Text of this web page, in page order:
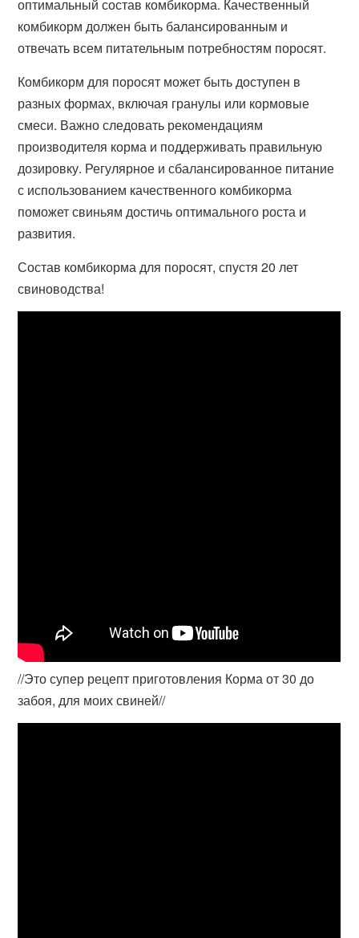
оптимальный состав комбикорма. Качественный
комбикорм должен быть балансированным и
отвечать всем питательным потребностям поросят.
Комбикорм для поросят может быть доступен в
разных формах, включая гранулы или кормовые
смеси. Важно следовать рекомендациям
производителя корма и поддерживать правильную
дозировку. Регулярное и сбалансированное питание
с использованием качественного комбикорма
поможет свиньям достичь оптимального роста и
развития.
Состав комбикорма для поросят, спустя 20 лет
свиноводства!
//Это супер рецепт приготовления Корма от 30 до
забоя, для моих свиней//